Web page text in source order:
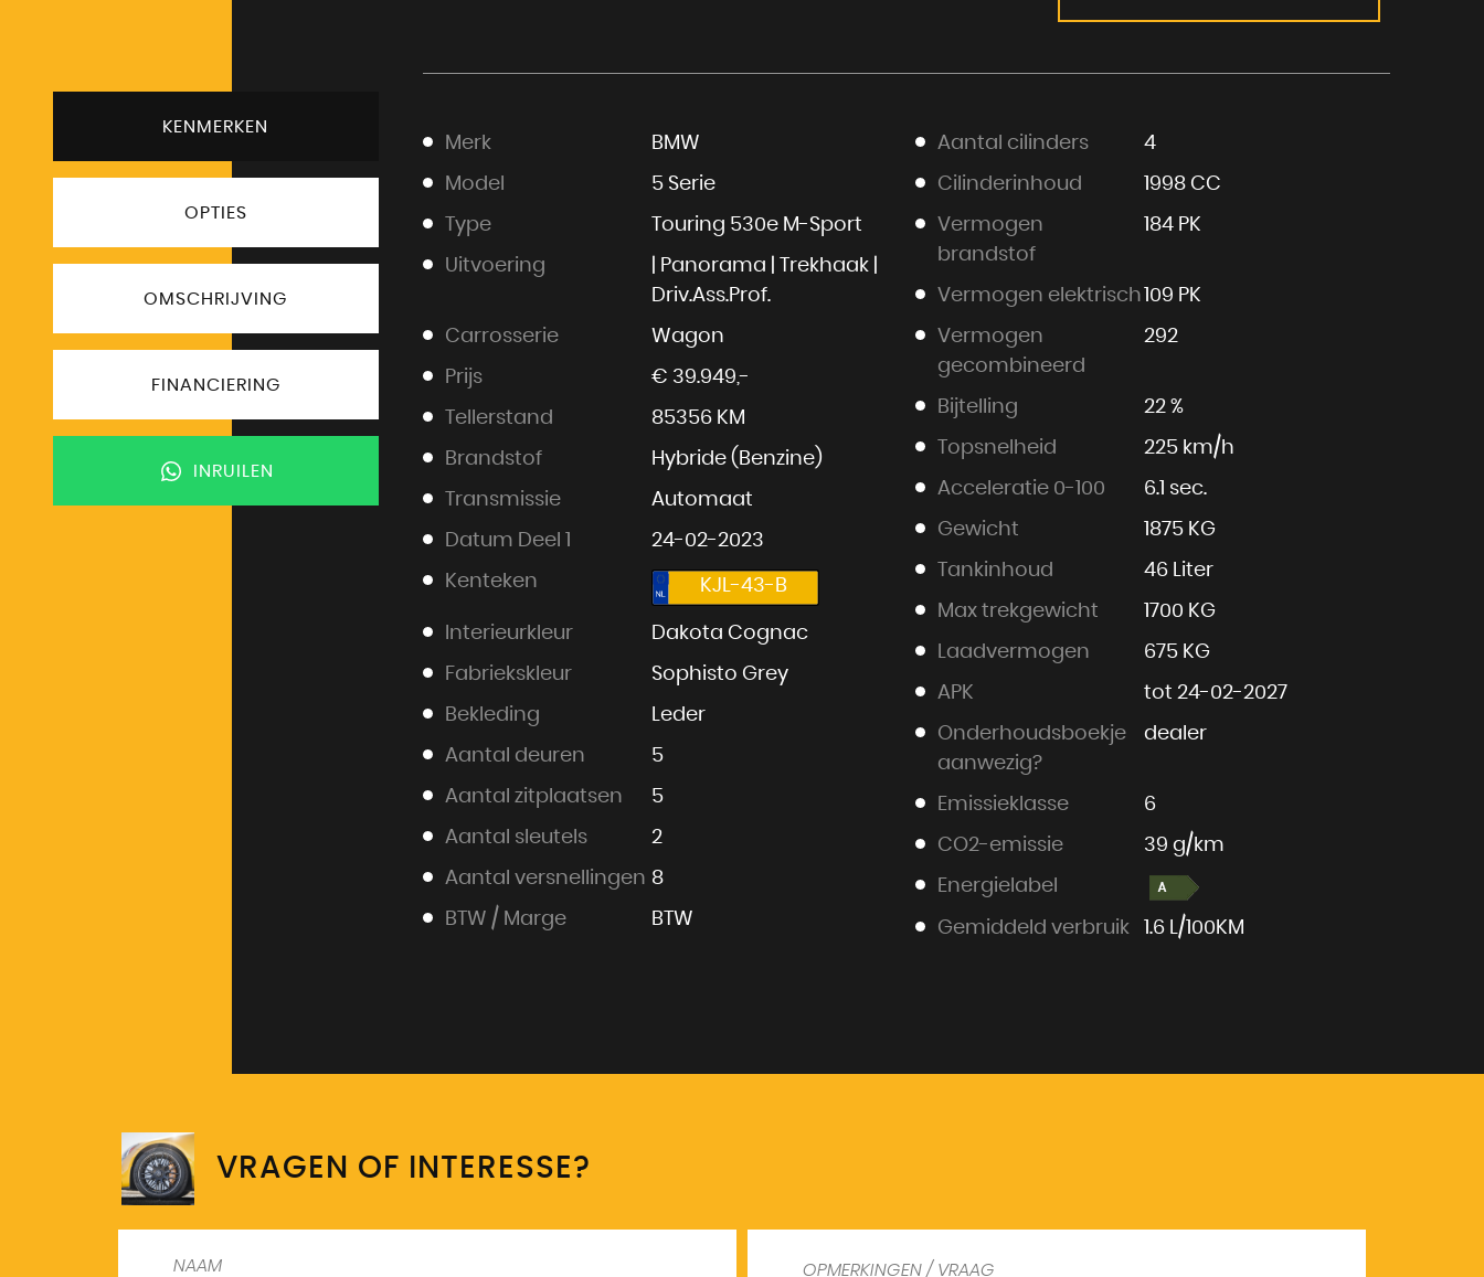
KENMERKEN
OPTIES
OMSCHRIJVING
FINANCIERING
INRUILEN
Merk BMW
Model 5 Serie
Type Touring 530e M-Sport
Uitvoering
| Panorama | Trekhaak |
Driv.Ass.Prof.
Carrosserie Wagon
Prijs € 39.949,-
Tellerstand 85356 KM
Brandstof Hybride (Benzine)
Transmissie Automaat
Datum Deel 1 24-02-2023
Kenteken KJL-43-B
Interieurkleur Dakota Cognac
Fabriekskleur Sophisto Grey
Bekleding Leder
Aantal deuren 5
Aantal zitplaatsen 5
Aantal sleutels 2
Aantal versnellingen 8
BTW / Marge BTW
Aantal cilinders 4
Cilinderinhoud 1998 CC
Vermogen
brandstof
184 PK
Vermogen elektrisch 109 PK
Vermogen
gecombineerd
292
Bijtelling 22 %
Topsnelheid 225 km/h
Acceleratie 0-100 6.1 sec.
Gewicht 1875 KG
Tankinhoud 46 Liter
Max trekgewicht 1700 KG
Laadvermogen 675 KG
APK tot 24-02-2027
Onderhoudsboekje
aanwezig?
dealer
Emissieklasse 6
CO2-emissie 39 g/km
Energielabel
Gemiddeld verbruik 1.6 L/100KM
VRAGEN OF INTERESSE?